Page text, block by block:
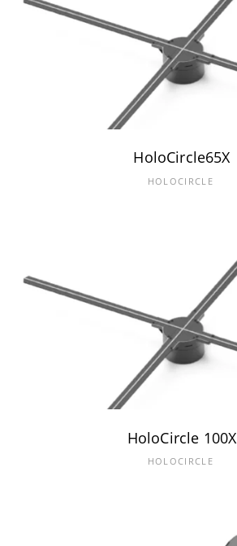
HoloCircle65X
HOLOCIRCLE
HoloCircle 100X
HOLOCIRCLE